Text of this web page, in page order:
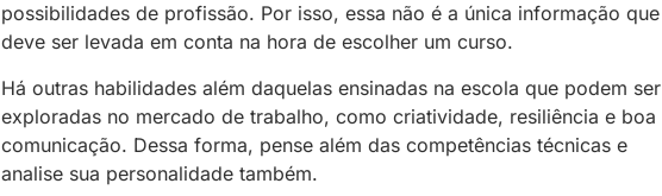
possibilidades de profissão. Por isso, essa não é a única informação que
deve ser levada em conta na hora de escolher um curso.
Há outras habilidades além daquelas ensinadas na escola que podem ser
exploradas no mercado de trabalho, como criatividade, resiliência e boa
comunicação. Dessa forma, pense além das competências técnicas e
analise sua personalidade também.